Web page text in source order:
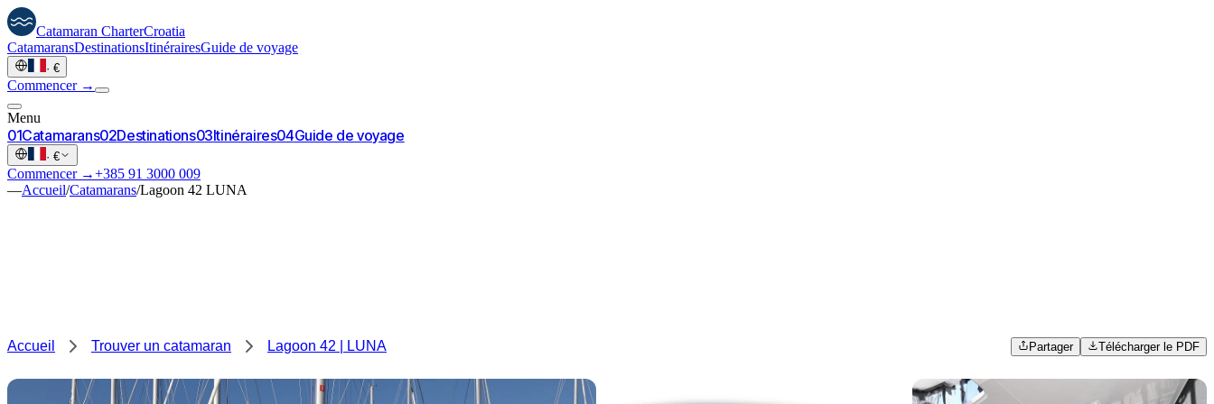
Catamaran CharterCroatia
CatamaransDestinationsItinérairesGuide de voyage
· €
Commencer →
Menu
01Catamarans02Destinations03Itinéraires04Guide de voyage
· €
Commencer →+385 91 3000 009
—Accueil/Catamarans/Lagoon 42 LUNA
Accueil Trouver un catamaran Lagoon 42 | LUNA Partager Télécharger le PDF